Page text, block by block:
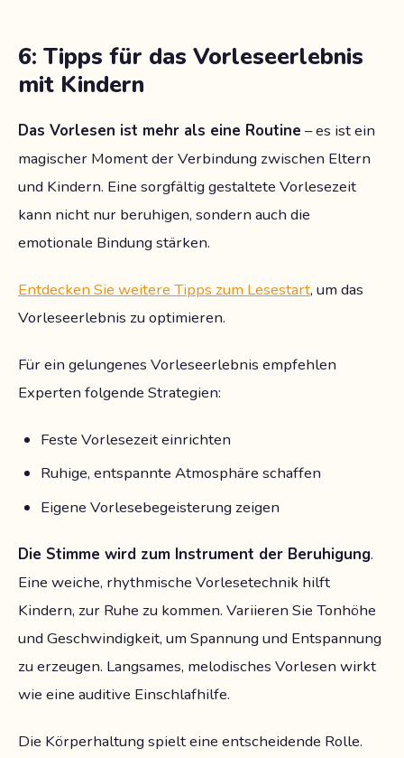
6: Tipps für das Vorleseerlebnis
mit Kindern
Das Vorlesen ist mehr als eine Routine – es ist ein
magischer Moment der Verbindung zwischen Eltern
und Kindern. Eine sorgfältig gestaltete Vorlesezeit
kann nicht nur beruhigen, sondern auch die
emotionale Bindung stärken.
Entdecken Sie weitere Tipps zum Lesestart, um das
Vorleseerlebnis zu optimieren.
Für ein gelungenes Vorleseerlebnis empfehlen
Experten folgende Strategien:
Feste Vorlesezeit einrichten
Ruhige, entspannte Atmosphäre schaffen
Eigene Vorlesebegeisterung zeigen
Die Stimme wird zum Instrument der Beruhigung.
Eine weiche, rhythmische Vorlesetechnik hilft
Kindern, zur Ruhe zu kommen. Variieren Sie Tonhöhe
und Geschwindigkeit, um Spannung und Entspannung
zu erzeugen. Langsames, melodisches Vorlesen wirkt
wie eine auditive Einschlafhilfe.
Die Körperhaltung spielt eine entscheidende Rolle.